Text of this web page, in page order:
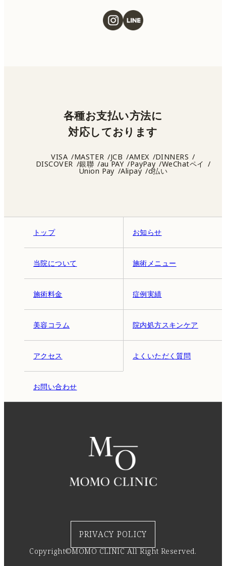
トップ お知らせ
当院について 施術メニュー
施術料金 症例実績
美容コラム 院内処方スキンケア
アクセス よくいただく質問
お問い合わせ
各種お支払い方法に
対応しております
VISA MASTER JCB AMEX DINNERS
DISCOVER 銀聯 au PAY PayPay WeChatペイ
Union Pay Alipay d払い
PRIVACY POLICY
Copyright©MOMO CLINIC All Right Reserved.